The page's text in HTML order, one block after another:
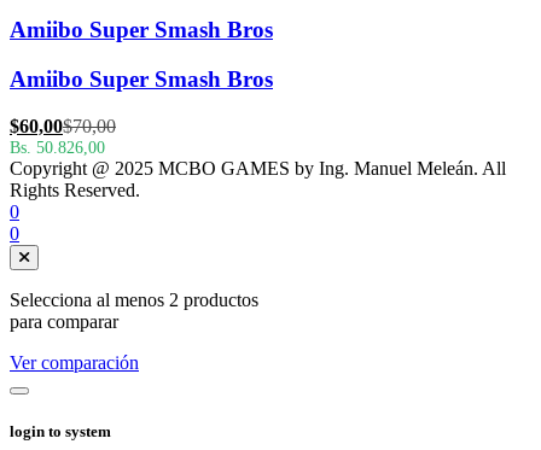
Amiibo Super Smash Bros
Amiibo Super Smash Bros
$60,00El
precio
actual
es:
$70,00El
original
era:
Bs. 50.826,00
Copyright @ 2025 MCBO GAMES by Ing. Manuel Meleán. All
Rights Reserved.
0
0
Selecciona al menos 2 productos
para comparar
Ver comparación
login to system